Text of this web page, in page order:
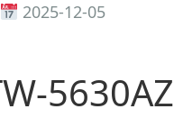
2025-12-05